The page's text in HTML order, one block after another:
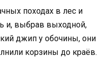
походах в лес и
и, выбрав выходной,
джип у обочины, они
корзины до краёв.